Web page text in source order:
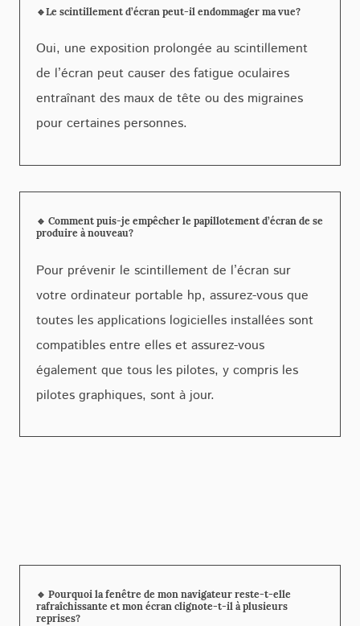
🔹Le scintillement d’écran peut-il endommager ma vue?
Oui, une exposition prolongée au scintillement
de l’écran peut causer des fatigue oculaires
entraînant des maux de tête ou des migraines
pour certaines personnes.
🔹 Comment puis-je empêcher le papillotement d’écran de se
produire à nouveau?
Pour prévenir le scintillement de l’écran sur
votre ordinateur portable hp, assurez-vous que
toutes les applications logicielles installées sont
compatibles entre elles et assurez-vous
également que tous les pilotes, y compris les
pilotes graphiques, sont à jour.
🔹 Pourquoi la fenêtre de mon navigateur reste-t-elle
rafraîchissante et mon écran clignote-t-il à plusieurs
reprises?